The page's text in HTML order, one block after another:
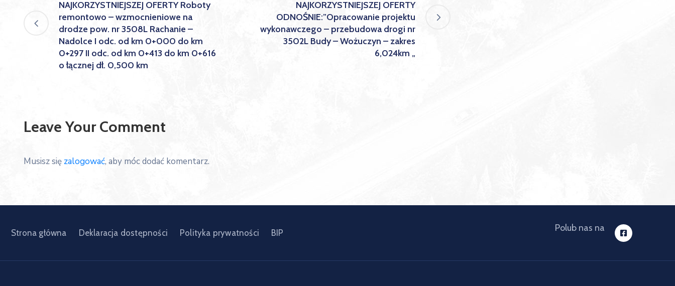
NAJKORZYSTNIEJSZEJ OFERTY Roboty
remontowo – wzmocnieniowe na
drodze pow. nr 3508L Rachanie –
Nadolce I odc. od km 0+000 do km
0+297 II odc. od km 0+413 do km 0+616
o łącznej dł. 0,500 km
NAJKORZYSTNIEJSZEJ OFERTY
ODNOŚNIE:”Opracowanie projektu
wykonawczego – przebudowa drogi nr
3502L Budy – Wożuczyn – zakres
6,024km „
Leave Your Comment
Musisz się zalogować, aby móc dodać komentarz.
Strona główna Deklaracja dostępności Polityka prywatności BIP Polub nas na